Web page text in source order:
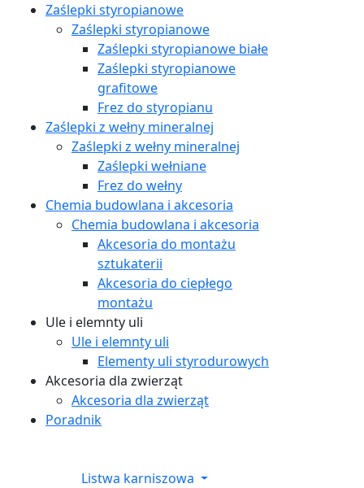
Zaślepki styropianowe
Zaślepki styropianowe
Zaślepki styropianowe białe
Zaślepki styropianowe
grafitowe
Frez do styropianu
Zaślepki z wełny mineralnej
Zaślepki z wełny mineralnej
Zaślepki wełniane
Frez do wełny
Chemia budowlana i akcesoria
Chemia budowlana i akcesoria
Akcesoria do montażu
sztukaterii
Akcesoria do ciepłego
montażu
Ule i elemnty uli
Ule i elemnty uli
Elementy uli styrodurowych
Akcesoria dla zwierząt
Akcesoria dla zwierząt
Poradnik
Listwa karniszowa